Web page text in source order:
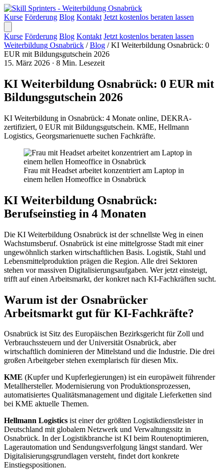
Kurse Förderung Blog Kontakt Jetzt kostenlos beraten lassen
Kurse Förderung Blog Kontakt Jetzt kostenlos beraten lassen
Weiterbildung Osnabrück / Blog / KI Weiterbildung Osnabrück: 0
EUR mit Bildungsgutschein 2026
15. März 2026 · 8 Min. Lesezeit
KI Weiterbildung Osnabrück: 0 EUR mit
Bildungsgutschein 2026
KI Weiterbildung in Osnabrück: 4 Monate online, DEKRA-
zertifiziert, 0 EUR mit Bildungsgutschein. KME, Hellmann
Logistics, Georgsmarienuette suchen Fachkräfte.
Frau mit Headset arbeitet konzentriert am Laptop in
einem hellen Homeoffice in Osnabrück
KI Weiterbildung Osnabrück:
Berufseinstieg in 4 Monaten
Die KI Weiterbildung Osnabrück ist der schnellste Weg in einen
Wachstumsberuf. Osnabrück ist eine mittelgrosse Stadt mit einer
ungewöhnlich starken wirtschaftlichen Basis. Logistik, Stahl und
Lebensmittelproduktion prägen die Region. Alle drei Sektoren
stehen vor massiven Digitalisierungsaufgaben. Wer jetzt einsteigt,
trifft auf einen Arbeitsmarkt, der konkret nach KI-Fachkräften sucht.
Warum ist der Osnabrücker
Arbeitsmarkt gut für KI-Fachkräfte?
Osnabrück ist Sitz des Europäischen Bezirksgericht für Zoll und
Verbrauchssteuern und der Universität Osnabrück, aber
wirtschaftlich dominieren der Mittelstand und die Industrie. Die drei
großen Arbeitgeber stehen exemplarisch für diesen Mix.
KME (Kupfer und Kupferlegierungen) ist ein europäweit führender
Metallhersteller. Modernisierung von Produktionsprozessen,
automatisiertes Qualitätsmanagement und digitale Lieferketten sind
bei KME aktuelle Themen.
Hellmann Logistics ist einer der größten Logistikdienstleister in
Deutschland mit globalem Netzwerk und Verwaltungssitz in
Osnabrück. In der Logistikbranche ist KI beim Routenoptimieren,
Lagerautomation und Sendungsverfolgung längst standard. Wer
Digitalisierungsgrundlagen versteht, findet dort konkrete
Einstiegspositionen.